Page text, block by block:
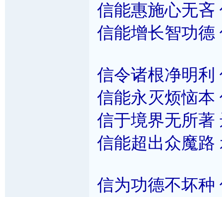
信能惠施心无吝
信能增长智功德
信令诸根净明利
信能永灭烦恼本
信于境界无所著
信能超出众魔路
信为功德不坏种